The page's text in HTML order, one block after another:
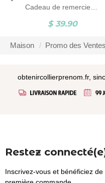
$ 39.90
Maison Promo des Ventes
obtenircollierprenom.fr,
Restez
Inscrivez-vous et bénéficiez de